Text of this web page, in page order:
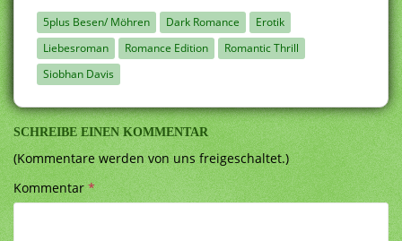
5plus Besen/ Möhren Dark Romance
Erotik
Liebesroman
Romance Edition
Romantic Thrill
Siobhan Davis
SCHREIBE EINEN KOMMENTAR
(Kommentare werden von uns freigeschaltet.)
Kommentar*